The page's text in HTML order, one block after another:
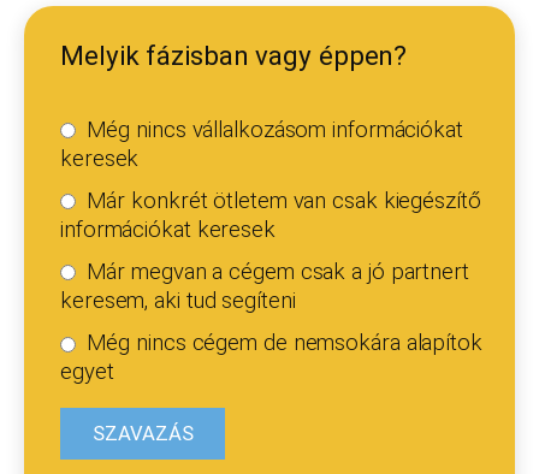
Melyik fázisban vagy éppen?
Még nincs vállalkozásom információkat
keresek
Már konkrét ötletem van csak kiegészítő
információkat keresek
Már megvan a cégem csak a jó partnert
keresem, aki tud segíteni
Még nincs cégem de nemsokára alapítok
egyet